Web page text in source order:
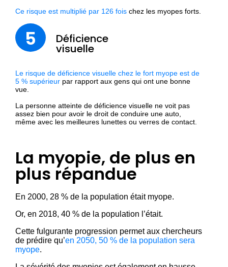
Ce risque est multiplié par 126 fois chez les myopes forts.
5 Déficience
visuelle
Le risque de déficience visuelle chez le fort myope est de
5 % supérieur par rapport aux gens qui ont une bonne
vue.
La personne atteinte de déficience visuelle ne voit pas
assez bien pour avoir le droit de conduire une auto,
même avec les meilleures lunettes ou verres de contact.
La myopie, de plus en
plus répandue
En 2000, 28 % de la population était myope.
Or, en 2018, 40 % de la population l’était.
Cette fulgurante progression permet aux chercheurs
de prédire qu’en 2050, 50 % de la population sera
myope.